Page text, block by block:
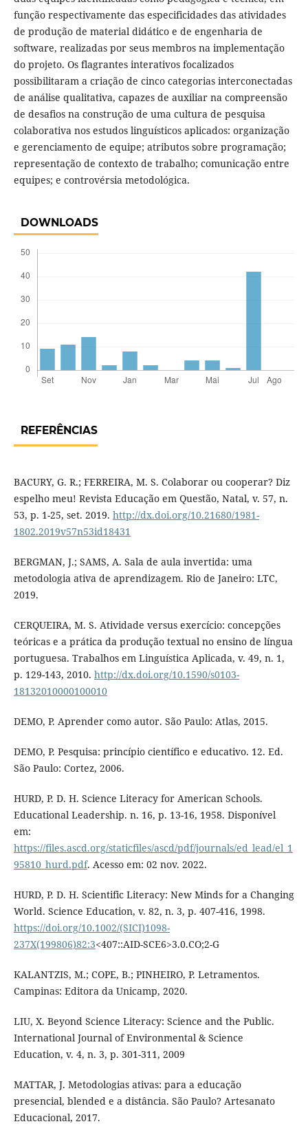
função respectivamente das especificidades das atividades
de produção de material didático e de engenharia de
software, realizadas por seus membros na implementação
do projeto. Os flagrantes interativos focalizados
possibilitaram a criação de cinco categorias interconectadas
de análise qualitativa, capazes de auxiliar na compreensão
de desafios na construção de uma cultura de pesquisa
colaborativa nos estudos linguísticos aplicados: organização
e gerenciamento de equipe; atributos sobre programação;
representação de contexto de trabalho; comunicação entre
equipes; e controvérsia metodológica.
DOWNLOADS
REFERÊNCIAS
BACURY, G. R.; FERREIRA, M. S. Colaborar ou cooperar? Diz
espelho meu! Revista Educação em Questão, Natal, v. 57, n.
53, p. 1-25, set. 2019. http://dx.doi.org/10.21680/1981-
1802.2019v57n53id18431
BERGMAN, J.; SAMS, A. Sala de aula invertida: uma
metodologia ativa de aprendizagem. Rio de Janeiro: LTC,
2019.
CERQUEIRA, M. S. Atividade versus exercício: concepções
teóricas e a prática da produção textual no ensino de língua
portuguesa. Trabalhos em Linguística Aplicada, v. 49, n. 1,
p. 129-143, 2010. http://dx.doi.org/10.1590/s0103-
18132010000100010
DEMO, P. Aprender como autor. São Paulo: Atlas, 2015.
DEMO, P. Pesquisa: princípio científico e educativo. 12. Ed.
São Paulo: Cortez, 2006.
HURD, P. D. H. Science Literacy for American Schools.
Educational Leadership. n. 16, p. 13-16, 1958. Disponível
em:
https://files.ascd.org/staticfiles/ascd/pdf/journals/ed_lead/el_1
95810_hurd.pdf. Acesso em: 02 nov. 2022.
HURD, P. D. H. Scientific Literacy: New Minds for a Changing
World. Science Education, v. 82, n. 3, p. 407-416, 1998.
https://doi.org/10.1002/(SICI)1098-
237X(199806)82:3<407::AID-SCE6>3.0.CO;2-G
KALANTZIS, M.; COPE, B.; PINHEIRO, P. Letramentos.
Campinas: Editora da Unicamp, 2020.
LIU, X. Beyond Science Literacy: Science and the Public.
International Journal of Environmental & Science
Education, v. 4, n. 3, p. 301-311, 2009
MATTAR, J. Metodologias ativas: para a educação
presencial, blended e a distância. São Paulo? Artesanato
Educacional, 2017.